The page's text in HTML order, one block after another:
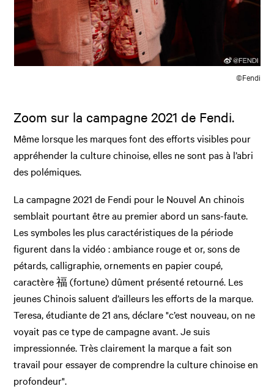
©Fendi
Zoom sur la campagne 2021 de Fendi.
Même lorsque les marques font des efforts visibles pour
appréhender la culture chinoise, elles ne sont pas à l’abri
des polémiques.
La campagne 2021 de Fendi pour le Nouvel An chinois
semblait pourtant être au premier abord un sans-faute.
Les symboles les plus caractéristiques de la période
figurent dans la vidéo : ambiance rouge et or, sons de
pétards, calligraphie, ornements en papier coupé,
caractère 福 (fortune) dûment présenté retourné. Les
jeunes Chinois saluent d’ailleurs les efforts de la marque.
Teresa, étudiante de 21 ans, déclare "c’est nouveau, on ne
voyait pas ce type de campagne avant. Je suis
impressionnée. Très clairement la marque a fait son
travail pour essayer de comprendre la culture chinoise en
profondeur".